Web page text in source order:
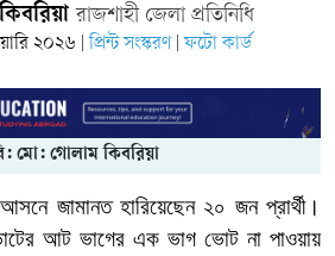
রাজশাহী জেলা প্রতিনিধি
২০২৬ প্রিন্ট সংস্করণ ফটো কার্ড
মো: গোলাম কিবরিয়া
জামানত হারিয়েছেন ২০ জন প্রার্থী।
আট ভাগের এক ভাগ ভোট না পাওয়ায়